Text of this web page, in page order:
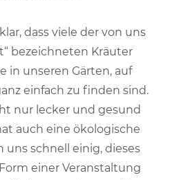
dass viele der von uns
bezeichneten Kräuter
in unseren Gärten, auf
einfach zu finden sind.
nur lecker und gesund
auch eine ökologische
uns schnell einig, dieses
einer Veranstaltung